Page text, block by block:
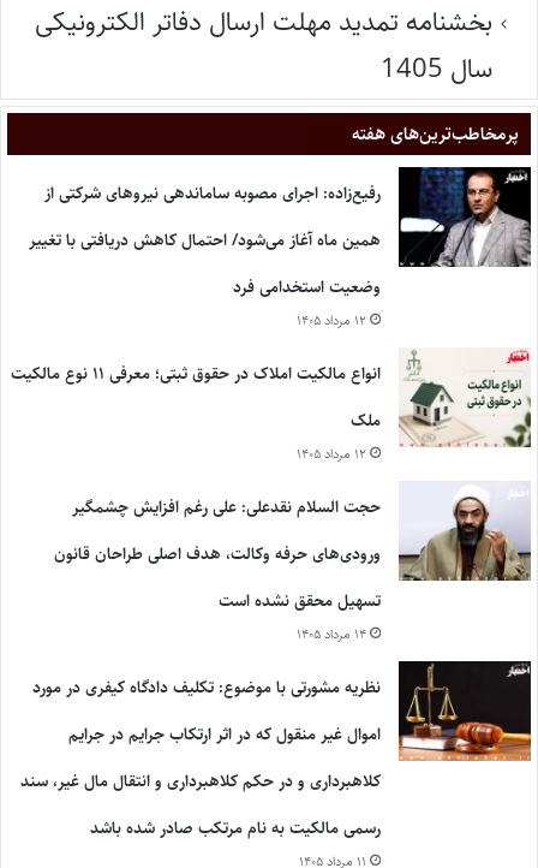
بخشنامه تمدید مهلت ارسال دفاتر الکترونیکی
سال 1405
پر‌مخاطب‌ترین‌های هفته
رفیع‌زاده: اجرای مصوبه ساماندهی نیروهای شرکتی از
همین ماه آغاز می‌شود/ احتمال کاهش دریافتی با تغییر
وضعیت استخدامی فرد
۱۲ مرداد ۱۴۰۵
انواع مالکیت املاک در حقوق ثبتی؛ معرفی ۱۱ نوع مالکیت
ملک
۱۲ مرداد ۱۴۰۵
حجت السلام نقدعلی: علی رغم افزایش چشمگیر
ورودی‌های حرفه وکالت، هدف اصلی طراحان قانون
تسهیل محقق نشده است
۱۴ مرداد ۱۴۰۵
نظریه مشورتی با موضوع: تکلیف دادگاه کیفری در مورد
اموال غیر منقول که در اثر ارتکاب جرایم در جرایم
کلاهبرداری و در حکم کلاهبرداری و انتقال مال غیر، سند
رسمی مالکیت به نام مرتکب صادر شده باشد
۱۱ مرداد ۱۴۰۵